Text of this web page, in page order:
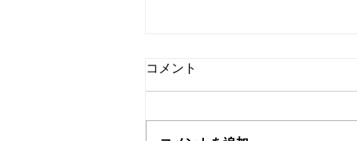
犬のお手入れセミナー
犬のお手入れセミナー
コメント